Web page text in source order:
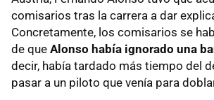
comisarios tras la carrera a dar
Concretamente, los comisarios se
de que Alonso había ignorado una
decir, había tardado más tiempo del
pasar a un piloto que venía para